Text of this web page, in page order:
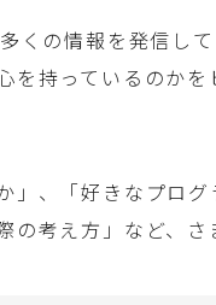
くの情報を発信し
を持っているのか
」、「好きなプロ
の考え方」など、